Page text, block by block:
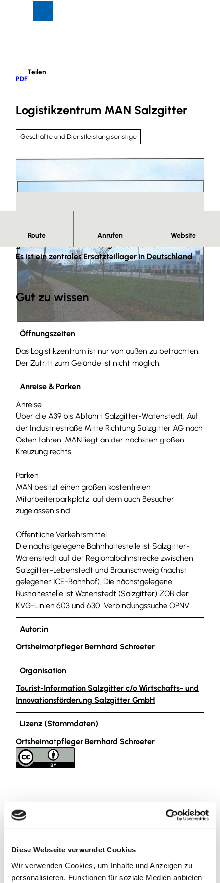
Diese Webseite verwendet Cookies
Wir verwenden Cookies, um Inhalte und Anzeigen zu
personalisieren, Funktionen für soziale Medien anbieten
PDF
Teilen
Logistikzentrum MAN Salzgitter
Geschäfte und Dienstleistung sonstige
© Bernhard Schroeter, Ortsheimatpfleger Berhard Schroeter |
Route Anrufen Website
Das Logistikzentrum wurde 2011 in Betrieb
Es ist ein zentrales Ersatzteillager in Deutschland.
Gut zu wissen
Öffnungszeiten
Das Logistikzentrum ist nur von außen zu betrachten.
Der Zutritt zum Gelände ist nicht möglich.
Anreise & Parken
Anreise
Über die A39 bis Abfahrt Salzgitter-Watenstedt. Auf
der Industriestraße Mitte Richtung Salzgitter AG nach
Osten fahren. MAN liegt an der nächsten großen
Kreuzung rechts.
Parken
MAN besitzt einen großen kostenfreien
Mitarbeiterparkplatz, auf dem auch Besucher
zugelassen sind.
Öffentliche Verkehrsmittel
Die nächstgelegene Bahnhaltestelle ist Salzgitter-
Watenstedt auf der Regionalbahnstrecke zwischen
Salzgitter-Lebenstedt und Braunschweig (nächst
gelegener ICE-Bahnhof). Die nächstgelegene
Bushaltestelle ist Watenstedt (Salzgitter) ZOB der
KVG-Linien 603 und 630. Verbindungssuche ÖPNV
Autor:in
Ortsheimatpfleger Bernhard Schroeter
Organisation
Tourist-Information Salzgitter c/o Wirtschafts- und
Innovationsförderung Salzgitter GmbH
Lizenz (Stammdaten)
Ortsheimatpfleger Bernhard Schroeter
In der Nähe Auf der Karte anschauen
Veranstaltung